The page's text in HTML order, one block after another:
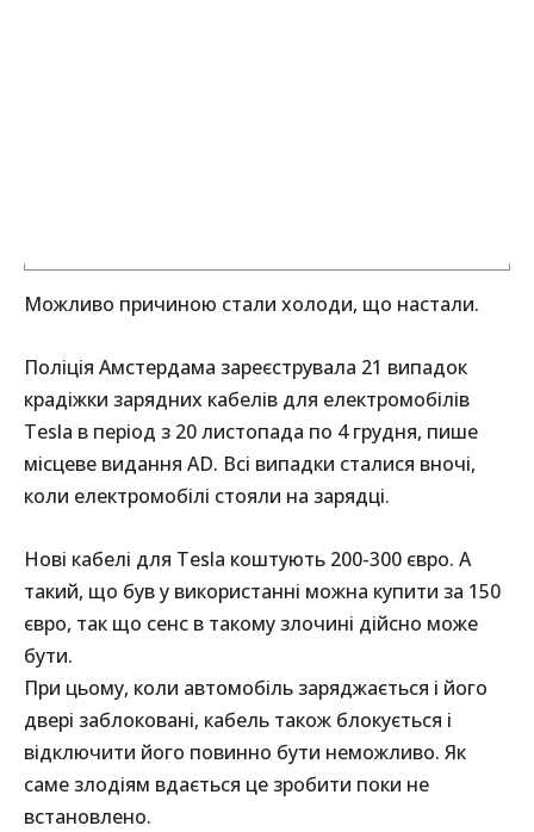
Можливо причиною стали холоди, що настали.
Поліція Амстердама зареєструвала 21 випадок
крадіжки зарядних кабелів для електромобілів
Tesla в період з 20 листопада по 4 грудня, пише
місцеве видання AD. Всі випадки сталися вночі,
коли електромобілі стояли на зарядці.
Нові кабелі для Tesla коштують 200-300 євро. А
такий, що був у використанні можна купити за 150
євро, так що сенс в такому злочині дійсно може
бути.
При цьому, коли автомобіль заряджається і його
двері заблоковані, кабель також блокується і
відключити його повинно бути неможливо. Як
саме злодіям вдається це зробити поки не
встановлено.